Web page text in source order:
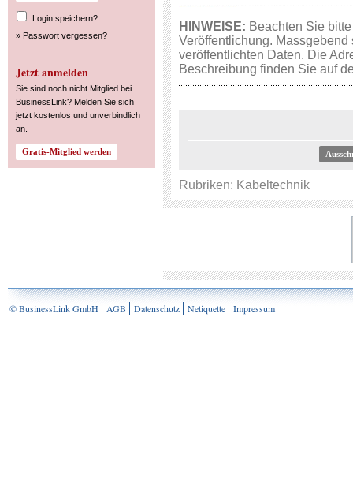
Login speichern?
» Passwort vergessen?
Jetzt anmelden
Sie sind noch nicht Mitglied bei
BusinessLink? Melden Sie sich
jetzt kostenlos und unverbindlich
an.
HINWEISE: Beachten Sie
Veröffentlichung.
veröffentlichten Daten. Die
Beschreibung finden Sie auf
Rubriken: Kabeltechnik
© BusinessLink GmbH AGB Datenschutz Netiquette Impressum